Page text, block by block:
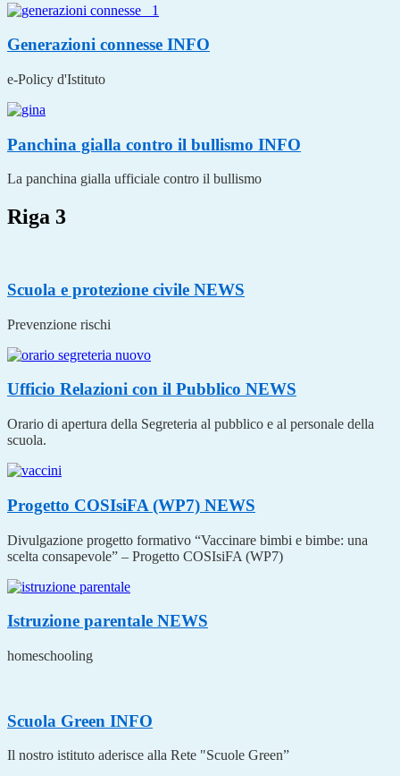
Generazioni connesse INFO
e-Policy d'Istituto
Panchina gialla contro il bullismo INFO
La panchina gialla ufficiale contro il bullismo
Riga 3
Scuola e protezione civile NEWS
Prevenzione rischi
Ufficio Relazioni con il Pubblico NEWS
Orario di apertura della Segreteria al pubblico e al personale della
scuola.
Progetto COSIsiFA (WP7) NEWS
Divulgazione progetto formativo “Vaccinare bimbi e bimbe: una
scelta consapevole” – Progetto COSIsiFA (WP7)
Istruzione parentale NEWS
homeschooling
Scuola Green INFO
Il nostro istituto aderisce alla Rete "Scuole Green”